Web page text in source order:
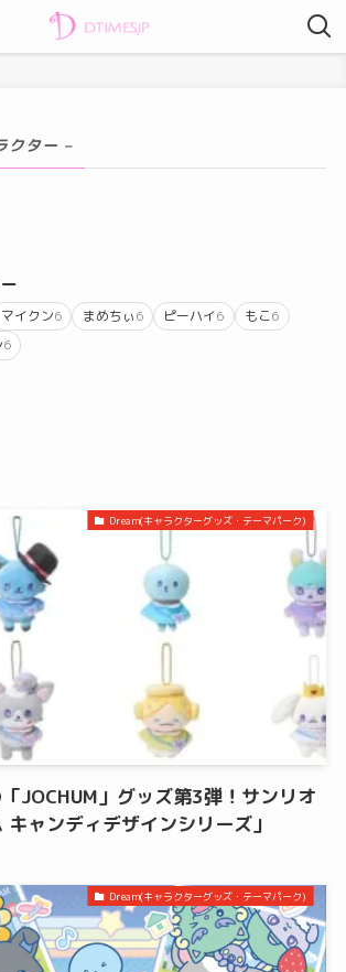
クター –
マイクン6 まめちぃ6 ピーハイ6 もこ6
6
Dream(キャラクターグッズ・テーマパーク)
JOCHUM」グッズ第3弾！サンリオ
キャンディデザインシリーズ」
Dream(キャラクターグッズ・テーマパーク)